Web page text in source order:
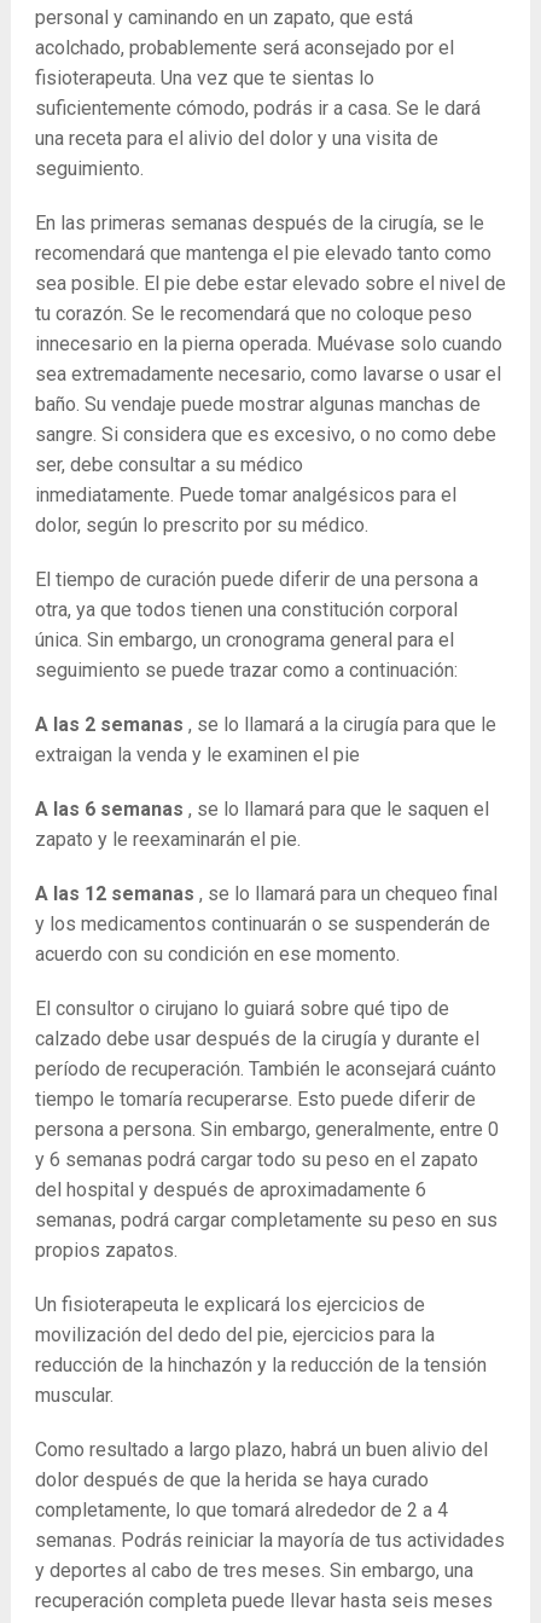
personal y caminando en un zapato, que está
acolchado, probablemente será aconsejado por el
fisioterapeuta. Una vez que te sientas lo
suficientemente cómodo, podrás ir a casa. Se le dará
una receta para el alivio del dolor y una visita de
seguimiento.
En las primeras semanas después de la cirugía, se le
recomendará que mantenga el pie elevado tanto como
sea posible. El pie debe estar elevado sobre el nivel de
tu corazón. Se le recomendará que no coloque peso
innecesario en la pierna operada. Muévase solo cuando
sea extremadamente necesario, como lavarse o usar el
baño. Su vendaje puede mostrar algunas manchas de
sangre. Si considera que es excesivo, o no como debe
ser, debe consultar a su médico
inmediatamente. Puede tomar analgésicos para el
dolor, según lo prescrito por su médico.
El tiempo de curación puede diferir de una persona a
otra, ya que todos tienen una constitución corporal
única. Sin embargo, un cronograma general para el
seguimiento se puede trazar como a continuación:
A las 2 semanas , se lo llamará a la cirugía para que le
extraigan la venda y le examinen el pie
A las 6 semanas , se lo llamará para que le saquen el
zapato y le reexaminarán el pie.
A las 12 semanas , se lo llamará para un chequeo final
y los medicamentos continuarán o se suspenderán de
acuerdo con su condición en ese momento.
El consultor o cirujano lo guiará sobre qué tipo de
calzado debe usar después de la cirugía y durante el
período de recuperación. También le aconsejará cuánto
tiempo le tomaría recuperarse. Esto puede diferir de
persona a persona. Sin embargo, generalmente, entre 0
y 6 semanas podrá cargar todo su peso en el zapato
del hospital y después de aproximadamente 6
semanas, podrá cargar completamente su peso en sus
propios zapatos.
Un fisioterapeuta le explicará los ejercicios de
movilización del dedo del pie, ejercicios para la
reducción de la hinchazón y la reducción de la tensión
muscular.
Como resultado a largo plazo, habrá un buen alivio del
dolor después de que la herida se haya curado
completamente, lo que tomará alrededor de 2 a 4
semanas. Podrás reiniciar la mayoría de tus actividades
y deportes al cabo de tres meses. Sin embargo, una
recuperación completa puede llevar hasta seis meses